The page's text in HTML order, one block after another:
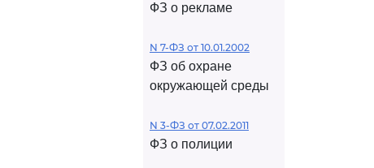
ФЗ о рекламе
N 7-ФЗ от 10.01.2002
ФЗ об охране
окружающей среды
N 3-ФЗ от 07.02.2011
ФЗ о полиции